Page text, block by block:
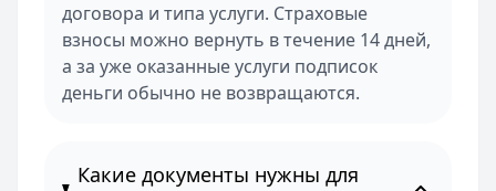
договора и типа услуги. Страховые
взносы можно вернуть в течение 14 дней,
а за уже оказанные услуги подписок
деньги обычно не возвращаются.
Какие документы нужны для